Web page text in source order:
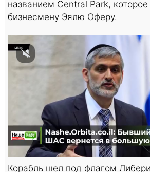
названием Central Park,
бизнесмену Эялю Оферу.
Корабль шел под флагом